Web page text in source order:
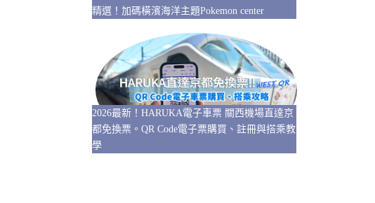
精選！加碼橫濱海洋主題Pokemon center
2026最新！HARUKA電子車票 關西機場直達京
都免換票。QR Code電子票購買、註冊與搭乘教
學